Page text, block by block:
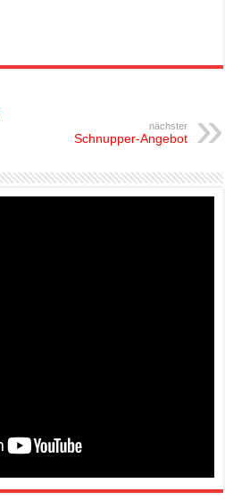
nächster
Schnupper-Angebot